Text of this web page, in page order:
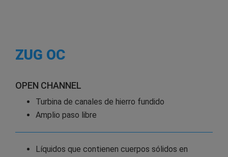
ZUG OC
OPEN CHANNEL
Turbina de canales de hierro fundido
Amplio paso libre
Líquidos que contienen cuerpos sólidos en